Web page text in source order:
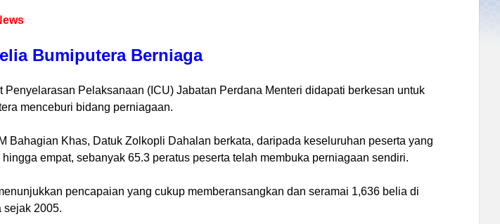
Bumiputera Berniaga
Penyelarasan Pelaksanaan (ICU) Jabatan Perdana Menteri didapati berkesan untuk
menceburi bidang perniagaan.
Bahagian Khas, Datuk Zolkopli Dahalan berkata, daripada keseluruhan peserta yang
empat, sebanyak 65.3 peratus peserta telah membuka perniagaan sendiri.
pencapaian yang cukup memberansangkan dan seramai 1,636 belia di
sejak 2005.